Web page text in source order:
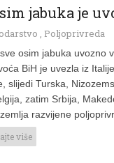
jabuka je
, Poljoprivreda
osim jabuka uvozno
BiH je uvezla iz
slijedi Turska,
zatim Srbija,
razvijene
više